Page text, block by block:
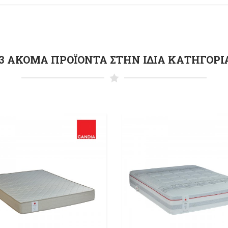
ΑΚΌΜΑ ΠΡΟΪΌΝΤΑ ΣΤΗΝ ΊΔΙΑ